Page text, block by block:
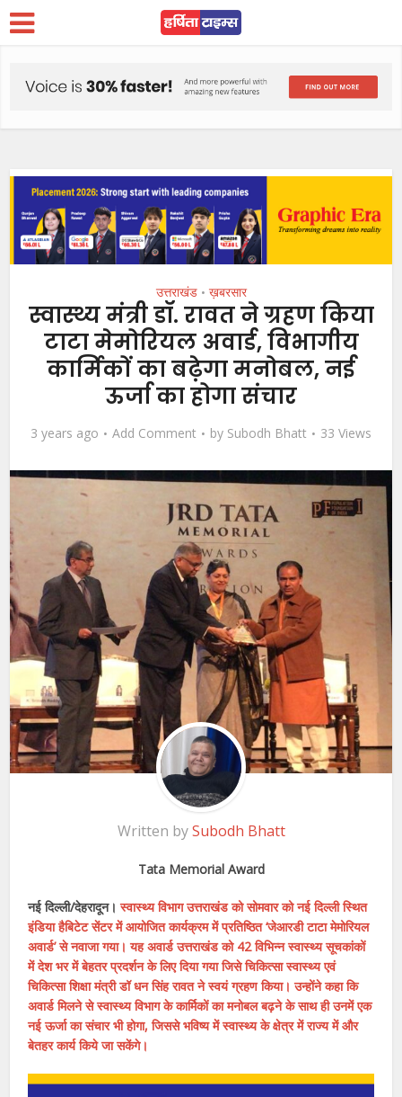
उत्तराखंड • ख़बरसार
स्वास्थ्य मंत्री डॉ. रावत ने ग्रहण किया
टाटा मेमोरियल अवार्ड, विभागीय
कार्मिकों का बढ़ेगा मनोबल, नई
ऊर्जा का होगा संचार
3 years ago Add Comment by Subodh Bhatt 33 Views
Written bySubodh Bhatt
Tata Memorial Award
नई दिल्ली/देहरादून। स्वास्थ्य विभाग उत्तराखंड को सोमवार को नई दिल्ली स्थित
इंडिया हैबिटेट सेंटर में आयोजित कार्यक्रम में प्रतिष्ठित ‘जेआरडी टाटा मेमोरियल
अवार्ड’ से नवाजा गया। यह अवार्ड उत्तराखंड को 42 विभिन्न स्वास्थ्य सूचकांकों
में देश भर में बेहतर प्रदर्शन के लिए दिया गया जिसे चिकित्सा स्वास्थ्य एवं
चिकित्सा शिक्षा मंत्री डॉ धन सिंह रावत ने स्वयं ग्रहण किया। उन्होंने कहा कि
अवार्ड मिलने से स्वास्थ्य विभाग के कार्मिकों का मनोबल बढ़ने के साथ ही उनमें एक
नई ऊर्जा का संचार भी होगा, जिससे भविष्य में स्वास्थ्य के क्षेत्र में राज्य में और
बेतहर कार्य किये जा सकेंगे।